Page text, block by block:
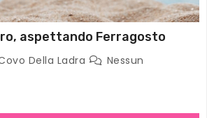
aspettando Ferragosto
Della Ladra
Nessun